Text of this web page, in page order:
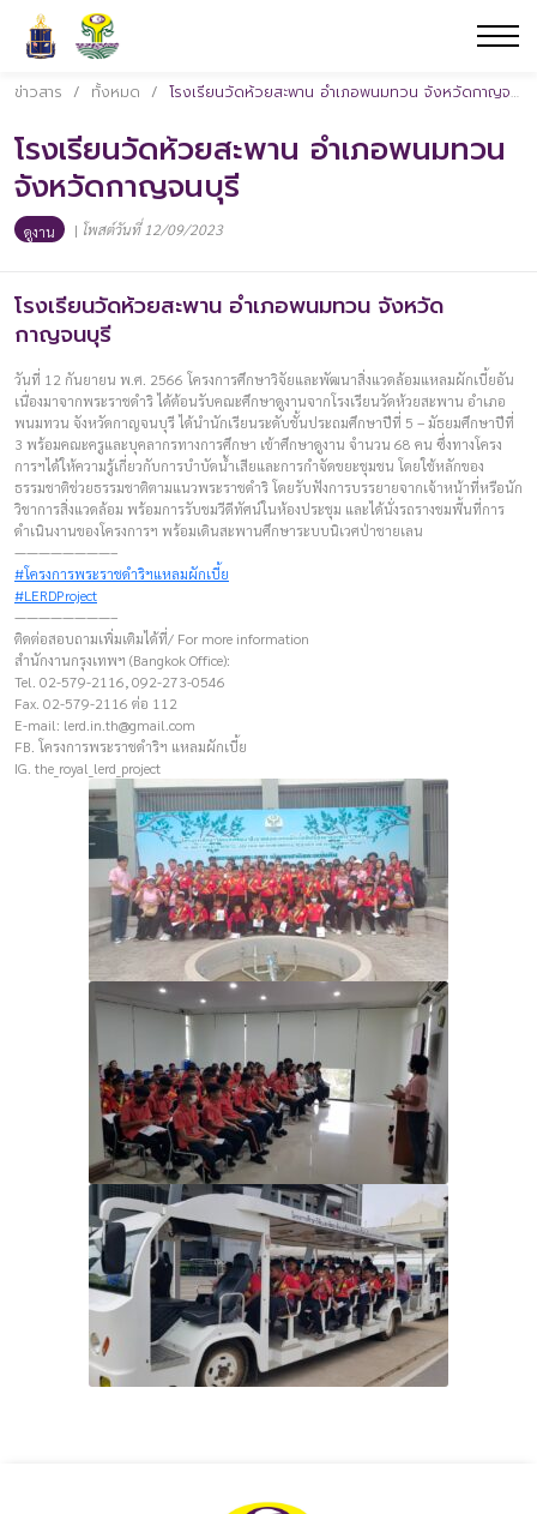
ข่าวสาร / ทั้งหมด / โรงเรียนวัดห้วยสะพาน อำเภอพนมทวน จังหวัดกาญจนบุรี
โรงเรียนวัดห้วยสะพาน อำเภอพนมทวน
จังหวัดกาญจนบุรี
ดูงาน | โพสต์วันที่ 12/09/2023
โรงเรียนวัดห้วยสะพาน อำเภอพนมทวน จังหวัด
กาญจนบุรี
วันที่ 12 กันยายน พ.ศ. 2566 โครงการศึกษาวิจัยและพัฒนาสิ่งแวดล้อมแหลมผักเบี้ยอัน
เนื่องมาจากพระราชดำริ ได้ต้อนรับคณะศึกษาดูงานจากโรงเรียนวัดห้วยสะพาน อำเภอ
พนมทวน จังหวัดกาญจนบุรี ได้นำนักเรียนระดับชั้นประถมศึกษาปีที่ 5 – มัธยมศึกษาปีที่
3 พร้อมคณะครูและบุคลากรทางการศึกษา เข้าศึกษาดูงาน จำนวน 68 คน ซึ่งทางโครง
การฯได้ให้ความรู้เกี่ยวกับการบำบัดน้ำเสียและการกำจัดขยะชุมชน โดยใช้หลักของ
ธรรมชาติช่วยธรรมชาติตามแนวพระราชดำริ โดยรับฟังการบรรยายจากเจ้าหน้าที่หรือนัก
วิชาการสิ่งแวดล้อม พร้อมการรับชมวีดีทัศน์ในห้องประชุม และได้นั่งรถรางชมพื้นที่การ
ดำเนินงานของโครงการฯ พร้อมเดินสะพานศึกษาระบบนิเวศป่าชายเลน
————————–
#โครงการพระราชดำริฯแหลมผักเบี้ย
#LERDProject
————————–
ติดต่อสอบถามเพิ่มเติมได้ที่/ For more information
สำนักงานกรุงเทพฯ (Bangkok Office):
Tel. 02-579-2116, 092-273-0546
Fax. 02-579-2116 ต่อ 112
E-mail: lerd.in.th@gmail.com
FB. โครงการพระราชดำริฯ แหลมผักเบี้ย
IG. the_royal_lerd_project